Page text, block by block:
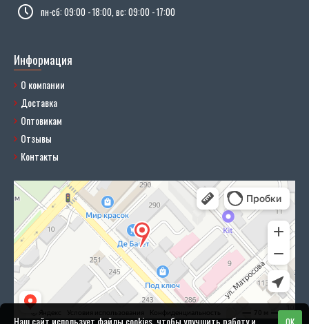
пн-сб: 09:00 - 18:00, вс: 09:00 - 17:00
Информация
О компании
Доставка
Оптовикам
Отзывы
Контакты
Наш сайт использует файлы cookies, чтобы улучшить работу и